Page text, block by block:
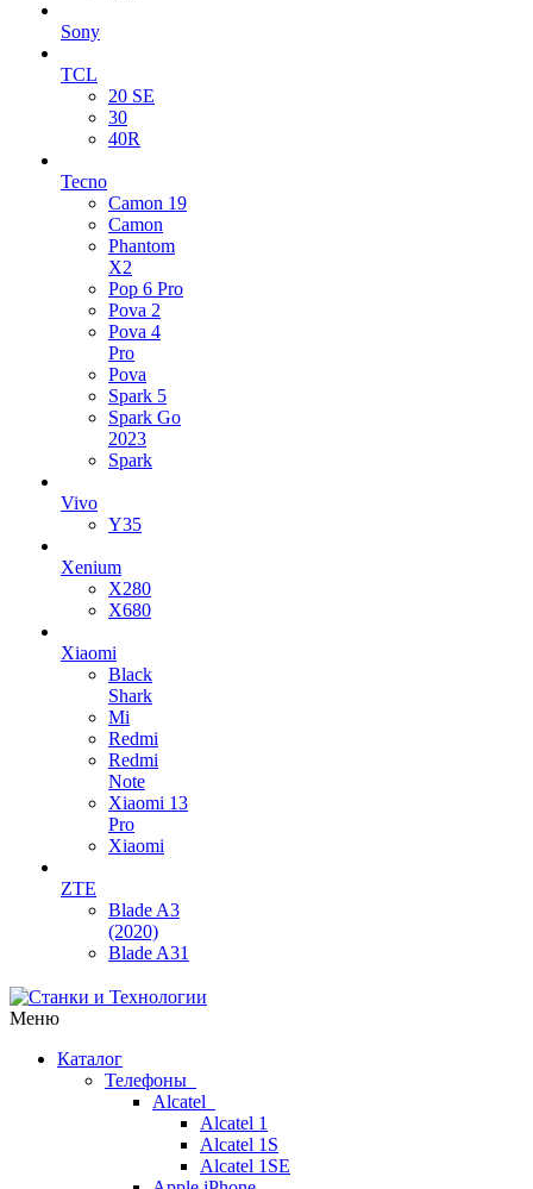
Sony
TCL
20 SE
30
40R
Tecno
Camon 19
Camon
Phantom
X2
Pop 6 Pro
Pova 2
Pova 4
Pro
Pova
Spark 5
Spark Go
2023
Spark
Vivo
Y35
Xenium
X280
X680
Xiaomi
Black
Shark
Mi
Redmi
Redmi
Note
Xiaomi 13
Pro
Xiaomi
ZTE
Blade A3
(2020)
Blade A31
Меню
Каталог
Телефоны
Alcatel
Alcatel 1
Alcatel 1S
Alcatel 1SE